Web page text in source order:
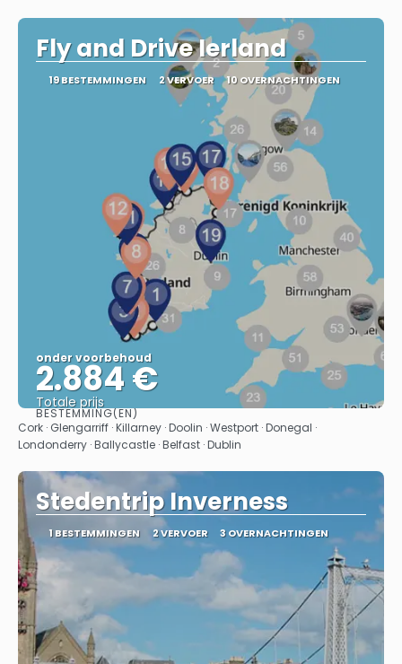
Fly and Drive Ierland
19 BESTEMMINGEN 2 VERVOER 10 OVERNACHTINGEN
onder voorbehoud
2.884 €
Totale prijs
Bekijk
BESTEMMING(EN)
Cork · Glengarriff · Killarney · Doolin · Westport · Donegal ·
Londonderry · Ballycastle · Belfast · Dublin
Stedentrip Inverness
1 BESTEMMINGEN 2 VERVOER 3 OVERNACHTINGEN